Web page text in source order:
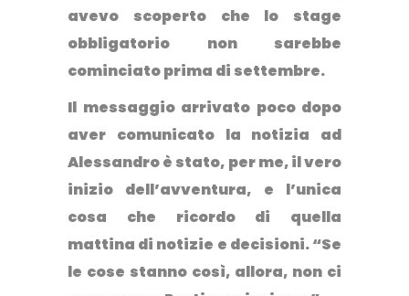
avevo scoperto che lo stage
obbligatorio non sarebbe
cominciato prima di settembre.
Il messaggio arrivato poco dopo
aver comunicato la notizia ad
Alessandro è stato, per me, il vero
inizio dell’avventura, e l’unica
cosa che ricordo di quella
mattina di notizie e decisioni. “Se
le cose stanno così, allora, non ci